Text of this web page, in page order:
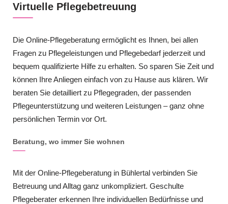
Virtuelle Pflegebetreuung
Die Online-Pflegeberatung ermöglicht es Ihnen, bei allen
Fragen zu Pflegeleistungen und Pflegebedarf jederzeit und
bequem qualifizierte Hilfe zu erhalten. So sparen Sie Zeit und
können Ihre Anliegen einfach von zu Hause aus klären. Wir
beraten Sie detailliert zu Pflegegraden, der passenden
Pflegeunterstützung und weiteren Leistungen – ganz ohne
persönlichen Termin vor Ort.
Beratung, wo immer Sie wohnen
Mit der Online-Pflegeberatung in Bühlertal verbinden Sie
Betreuung und Alltag ganz unkompliziert. Geschulte
Pflegeberater erkennen Ihre individuellen Bedürfnisse und